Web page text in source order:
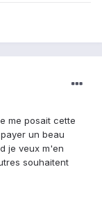
me posait cette
un beau
je veux m'en
souhaitent